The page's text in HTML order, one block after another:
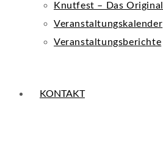
Knutfest – Das Original
Veranstaltungskalender
Veranstaltungsberichte
KONTAKT